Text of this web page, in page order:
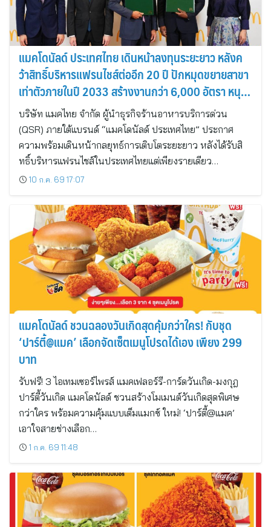
แมคโดนัลด์ ประเทศไทย เดินหน้าลงทุนระยะยาว หลังค
ว้าสิทธิ์บริหารแฟรนไชส์ต่ออีก 20 ปี ปักหมุดขยายสาขา
เท่าตัวภายในปี 2033 สร้างงานกว่า 6,000 อัตรา หนุน
เศรษฐกิจไทยเติบโตไปพร้อมกัน
บริษัท แมคไทย จำกัด ผู้นำธุรกิจร้านอาหารบริการด่วน
(QSR) ภายใต้แบรนด์ “แมคโดนัลด์ ประเทศไทย” ประกาศ
ความพร้อมเดินหน้ากลยุทธ์การเติบโตระยะยาว หลังได้รับสิ
ทธิ์บริหารแฟรนไชส์ในประเทศไทยแต่เพียงรายเดียว…
10 ก.ค. 69 17:07
แมคโดนัลด์ ชวนฉลองวันเกิดสุดคุ้มกว่าใคร! กับชุด
‘ปาร์ตี้@แมค’ เลือกจัดเซ็ตเมนูโปรดได้เอง เพียง 299
บาท
รับฟรี! 3 ไอเทมเซอร์ไพรส์ แมคเฟลอร์รี-การ์ดวันเกิด-มงกุฎ
ปาร์ตี้วันเกิด แมคโดนัลด์ ชวนสร้างโมเมนต์วันเกิดสุดพิเศษ
กว่าใคร พร้อมความคุ้มแบบเต็มแมกซ์ ใหม่! ‘ปาร์ตี้@แมค’
เอาใจสายช่างเลือก…
1 ก.ค. 69 11:48